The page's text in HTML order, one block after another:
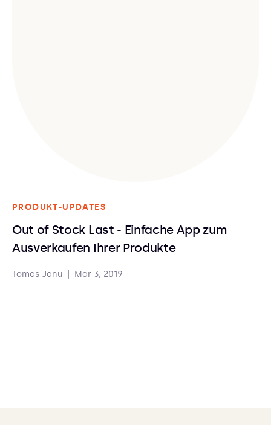
PRODUKT-UPDATES
Out of Stock Last - Einfache App zum
Ausverkaufen Ihrer Produkte
Tomas Janu Mar 3, 2019